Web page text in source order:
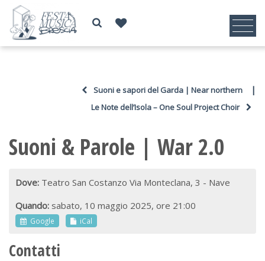
Suoni e sapori del Garda | Near northern |
Le Note dell’Isola – One Soul Project Choir
Suoni & Parole | War 2.0
Dove:Teatro San Costanzo Via Monteclana, 3 - Nave
Quando:sabato, 10 maggio 2025, ore 21:00
Google iCal
Contatti